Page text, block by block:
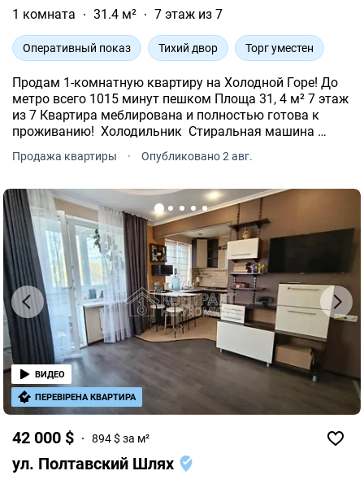
1 комната
31.4 м² 7 этаж из 7
Оперативный показ Тихий двор Торг уместен
Продам 1-комнатную квартиру на Холодной Горе! До
метро всего 1015 минут пешком Площа 31, 4 м² 7 этаж
из 7 Квартира меблирована и полностью готова к
проживанию! ️ Холодильник ️ Стиральная машина ️
Кондиционер ️ Металлопластиковые окна ️ Балкон ️
Продажа квартиры · Опубликовано 2 авг.
42 000 $ 894 $ за м²
ул. Полтавский Шлях
ВИДЕО
ПЕРЕВІРЕНА КВАРТИРА